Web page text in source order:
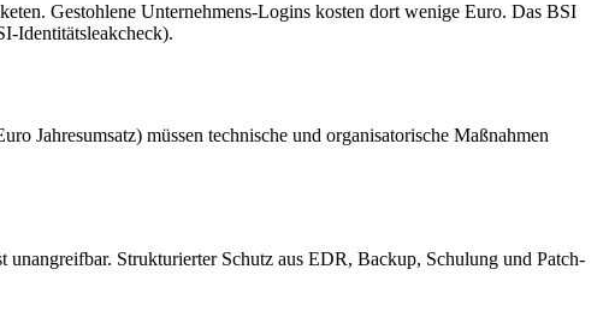
Gestohlene Unternehmens-Logins kosten dort wenige Euro. Das BSI
Identitätsleakcheck).
Jahresumsatz) müssen technische und organisatorische Maßnahmen
Strukturierter Schutz aus EDR, Backup, Schulung und Patch-